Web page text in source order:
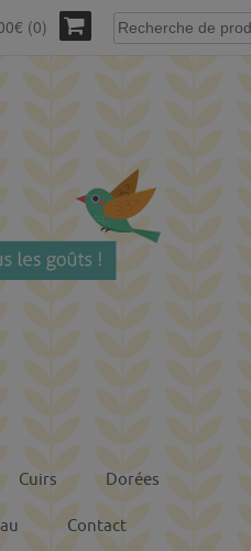
(0)
Recherche
pour :
Cuirs Dorées
Contact